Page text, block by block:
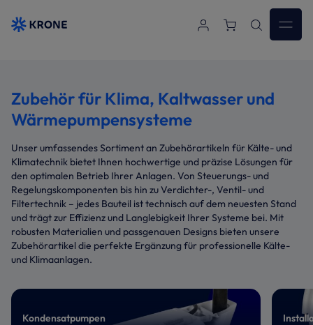
Zum Hauptinhalt springen
Zubehör für Klima, Kaltwasser und
Wärmepumpensysteme
Unser umfassendes Sortiment an Zubehörartikeln für Kälte- und
Klimatechnik bietet Ihnen hochwertige und präzise Lösungen für
den optimalen Betrieb Ihrer Anlagen. Von Steuerungs- und
Regelungskomponenten bis hin zu Verdichter-, Ventil- und
Filtertechnik – jedes Bauteil ist technisch auf dem neuesten Stand
und trägt zur Effizienz und Langlebigkeit Ihrer Systeme bei. Mit
robusten Materialien und passgenauen Designs bieten unsere
Zubehörartikel die perfekte Ergänzung für professionelle Kälte-
und Klimaanlagen.
Kondensatpumpen